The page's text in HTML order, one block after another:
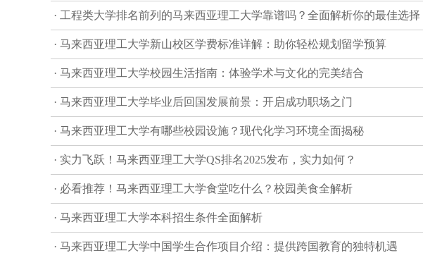
· 工程类大学排名前列的马来西亚理工大学靠谱吗？全面解析你的最佳选择
· 马来西亚理工大学新山校区学费标准详解：助你轻松规划留学预算
· 马来西亚理工大学校园生活指南：体验学术与文化的完美结合
· 马来西亚理工大学毕业后回国发展前景：开启成功职场之门
· 马来西亚理工大学有哪些校园设施？现代化学习环境全面揭秘
· 实力飞跃！马来西亚理工大学QS排名2025发布，实力如何？
· 必看推荐！马来西亚理工大学食堂吃什么？校园美食全解析
· 马来西亚理工大学本科招生条件全面解析
· 马来西亚理工大学中国学生合作项目介绍：提供跨国教育的独特机遇